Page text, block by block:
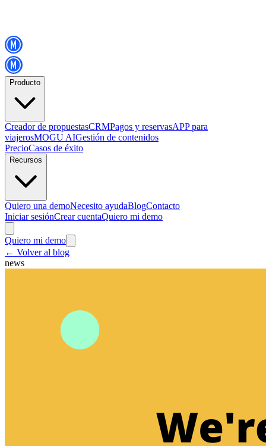
Producto
Creador de propuestasCRMPagos y reservasAPP para
viajerosMOGU AIGestión de contenidos
PrecioCasos de éxito
Recursos
Quiero una demoNecesito ayudaBlogContacto
Iniciar sesiónCrear cuentaQuiero mi demo
Quiero mi demo
← Volver al blog
news